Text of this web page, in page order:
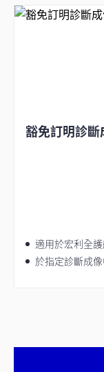
豁免訂明診
適用於宏利全
於指定診斷成